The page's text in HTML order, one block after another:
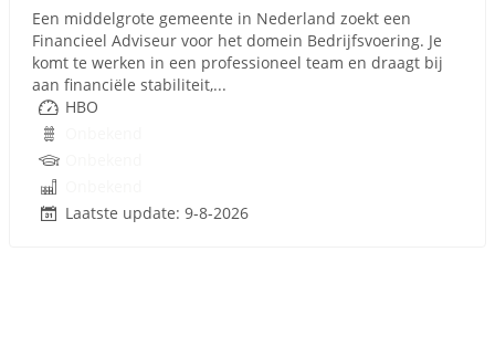
Een middelgrote gemeente in Nederland zoekt een
Financieel Adviseur voor het domein Bedrijfsvoering. Je
komt te werken in een professioneel team en draagt bij
aan financiële stabiliteit,...
HBO
Laatste update: 9-8-2026